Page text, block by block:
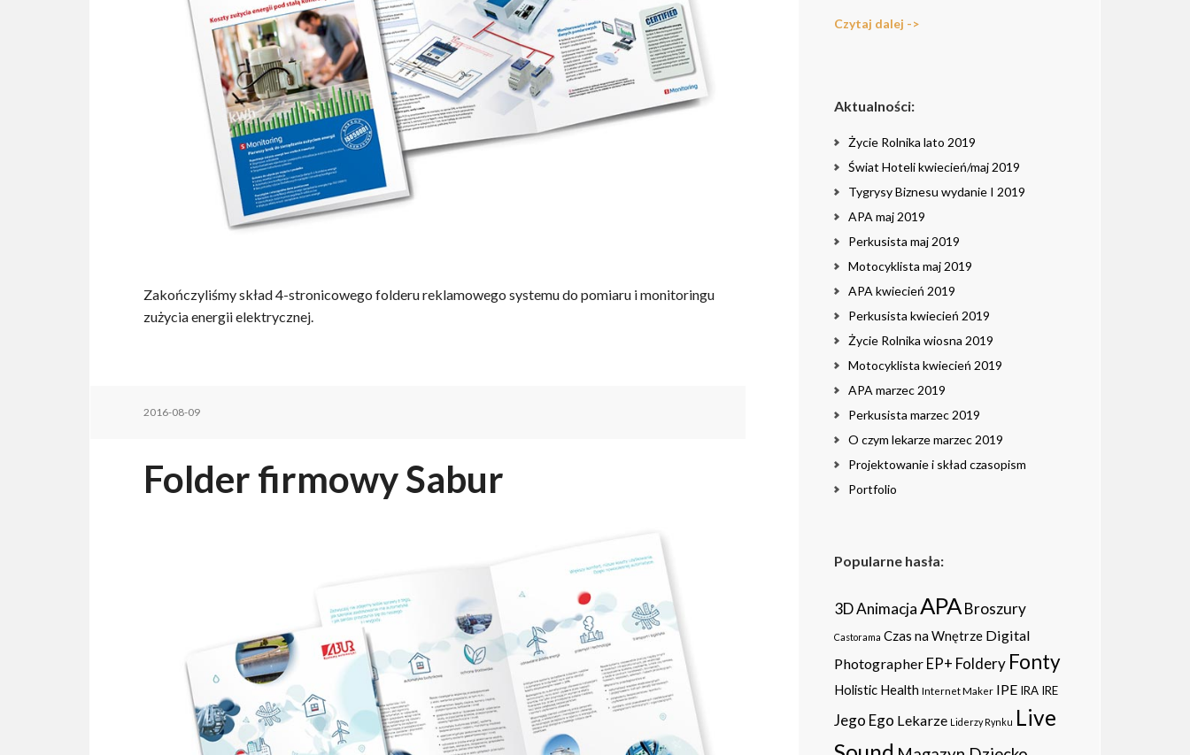
Zakończyliśmy skład 4-stronicowego folderu reklamowego systemu do pomiaru i monitoringu
zużycia energii elektrycznej.
2016-08-09
Folder firmowy Sabur
Czytaj dalej ->
Aktualności:
Życie Rolnika lato 2019
Świat Hoteli kwiecień/maj 2019
Tygrysy Biznesu wydanie I 2019
APA maj 2019
Perkusista maj 2019
Motocyklista maj 2019
APA kwiecień 2019
Perkusista kwiecień 2019
Życie Rolnika wiosna 2019
Motocyklista kwiecień 2019
APA marzec 2019
Perkusista marzec 2019
O czym lekarze marzec 2019
Projektowanie i skład czasopism
Portfolio
Popularne hasła:
3DAnimacjaAPABroszury
Castorama Czas na Wnętrze Digital
Photographer EP+ Foldery Fonty
Holistic Health Internet Maker IPE IRA IRE
Jego Ego Lekarze Liderzy Rynku Live